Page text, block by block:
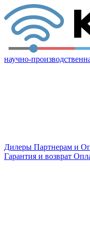
научно-
Дилеры Партнерам и
Гарантия и возврат